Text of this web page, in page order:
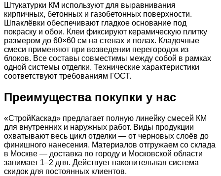
Штукатурки КМ используют для выравнивания
кирпичных, бетонных и газобетонных поверхности.
Шпаклёвки обеспечивают гладкое основание под
покраску и обои. Клеи фиксируют керамическую плитку
размером до 60×60 см на стенах и полах. Кладочные
смеси применяют при возведении перегородок из
блоков. Все составы совместимы между собой в рамках
одной системы отделки. Технические характеристики
соответствуют требованиям ГОСТ.
Преимущества покупки у нас
«СтройКаскад» предлагает полную линейку смесей КМ
для внутренних и наружных работ. Виды продукции
охватывают весь цикл отделки — от черновых слоёв до
финишного нанесения. Материалов отгружаем со склада
в Москве — доставка по городу и Московской области
занимает 1–2 дня. Действует накопительная система
скидок для постоянных клиентов.